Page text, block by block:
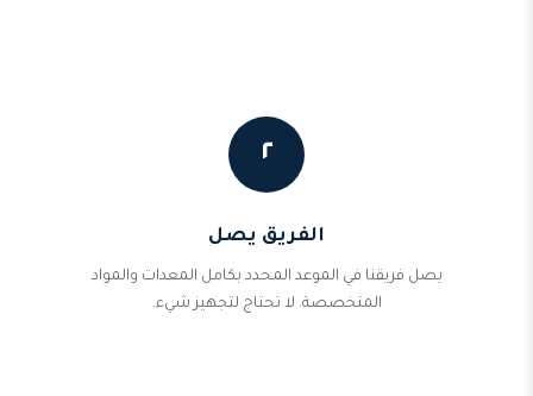
٢
الفريق يصل
يصل فريقنا في الموعد المحدد بكامل المعدات والمواد
المتخصصة. لا تحتاج لتجهيز شيء.